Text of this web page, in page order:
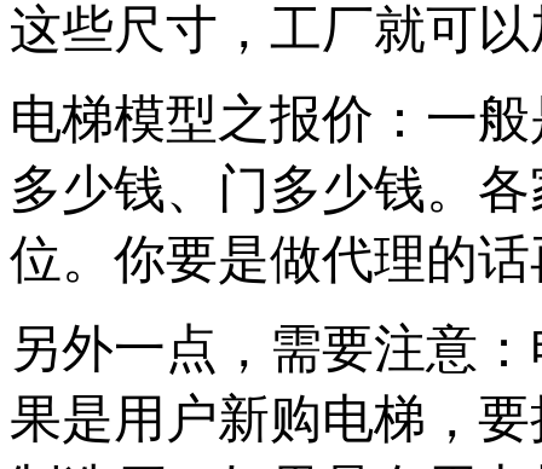
这些尺寸，工厂就可
电梯模型之报价：一
多少钱、门多少钱。
位。你要是做代理的
另外一点，需要注意
果是用户新购电梯，